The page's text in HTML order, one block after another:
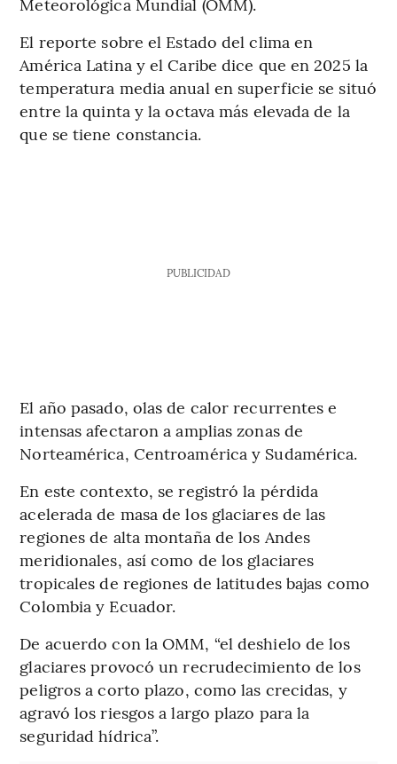
El reporte sobre el Estado del clima en
América Latina y el Caribe dice que en 2025 la
temperatura media anual en superficie se situó
entre la quinta y la octava más elevada de la
que se tiene constancia.
PUBLICIDAD
El año pasado, olas de calor recurrentes e
intensas afectaron a amplias zonas de
Norteamérica, Centroamérica y Sudamérica.
En este contexto, se registró la pérdida
acelerada de masa de los glaciares de las
regiones de alta montaña de los Andes
meridionales, así como de los glaciares
tropicales de regiones de latitudes bajas como
Colombia y Ecuador.
De acuerdo con la OMM, “el deshielo de los
glaciares provocó un recrudecimiento de los
peligros a corto plazo, como las crecidas, y
agravó los riesgos a largo plazo para la
seguridad hídrica”.